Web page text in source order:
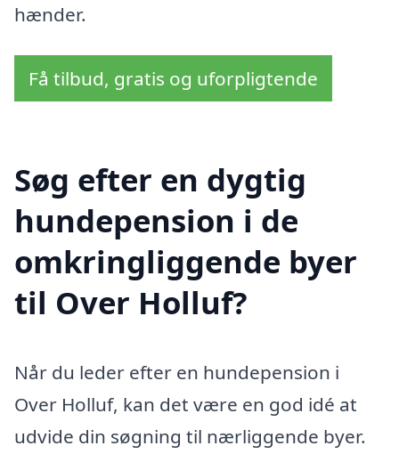
hænder.
Få tilbud, gratis og uforpligtende
Søg efter en dygtig
hundepension i de
omkringliggende byer
til Over Holluf?
Når du leder efter en hundepension i
Over Holluf, kan det være en god idé at
udvide din søgning til nærliggende byer.